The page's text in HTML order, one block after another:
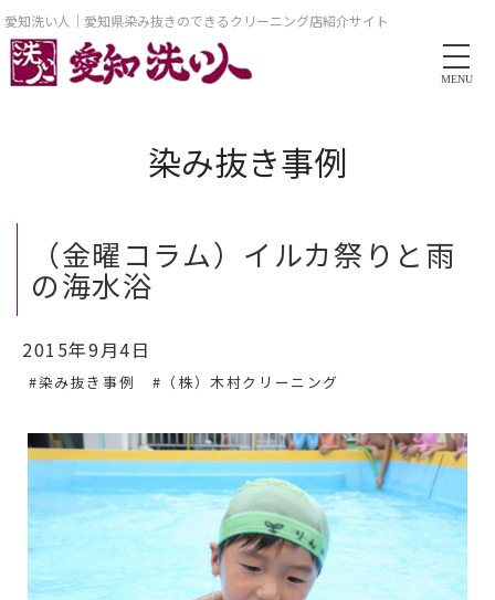
愛知洗い人｜愛知県染み抜きのできるクリーニング店紹介サイト
MENU
染み抜き事例
（金曜コラム）イルカ祭りと雨
の海水浴
2015年9月4日
#染み抜き事例 #（株）木村クリーニング